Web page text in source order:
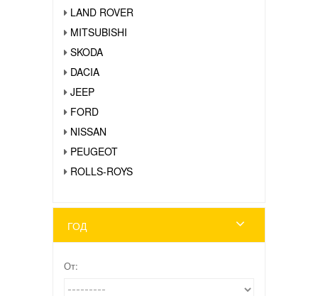
LAND ROVER
MITSUBISHI
SKODA
DACIA
JEEP
FORD
NISSAN
PEUGEOT
ROLLS-ROYS
ГОД
От: